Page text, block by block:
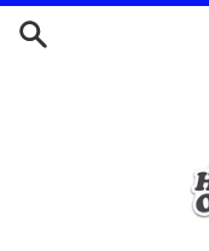
Skip